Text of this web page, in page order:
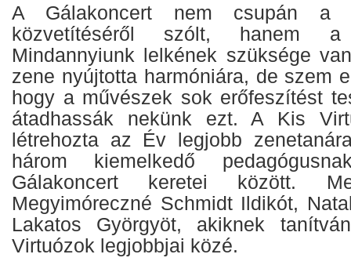
A Gálakoncert nem csupán a
közvetítéséről szólt, hanem
Mindannyiunk lelkének szüksége
zene nyújtotta harmóniára, de szem
hogy a művészek sok erőfeszítést
átadhassák nekünk ezt. A Kis
létrehozta az Év legjobb
három kiemelkedő
Gálakoncert keretei között.
Megyimóreczné Schmidt Ildikót,
Lakatos Györgyöt, akiknek
Virtuózok legjobbjai közé.